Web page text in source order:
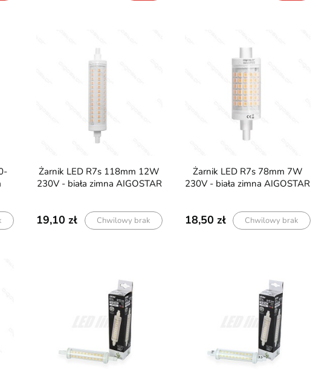
Żarnik LED R7s 118mm 12W
230V - biała zimna AIGOSTAR
19,10 Chwilowy brak
Żarnik LED R7s 78mm 7W
230V - biała zimna AIGOSTAR
18,50 Chwilowy brak